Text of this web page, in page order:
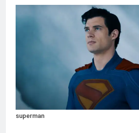
superman